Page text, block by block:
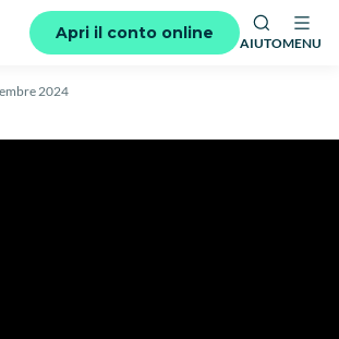
Apri il conto online
AIUTOMENU
2024